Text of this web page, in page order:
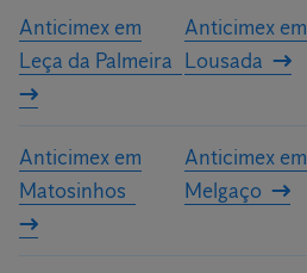
Anticimex em
Leça da Palmeira
Anticimex em
Lousada
Anticimex em
Matosinhos
Anticimex em
Melgaço